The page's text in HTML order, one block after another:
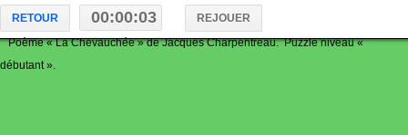
RETOUR 00:00:03
REJOUER
Poème « La Chevauchée » de Jacques Charpentreau. Puzzle niveau «
débutant ».